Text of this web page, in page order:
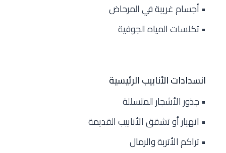
• أجسام غريبة في المرحاض
• تكلسات المياه الجوفية
انسدادات الأنابيب الرئيسية
• جذور الأشجار المتسللة
• انهيار أو تشقق الأنابيب القديمة
• تراكم الأتربة والرمال